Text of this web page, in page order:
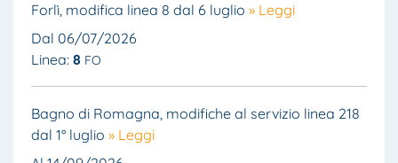
Forlì, modifica linea 8 dal 6 luglio » Leggi
Dal 06/07/2026
Linea: 8 FO
Bagno di Romagna, modifiche al servizio linea 218
dal 1° luglio » Leggi